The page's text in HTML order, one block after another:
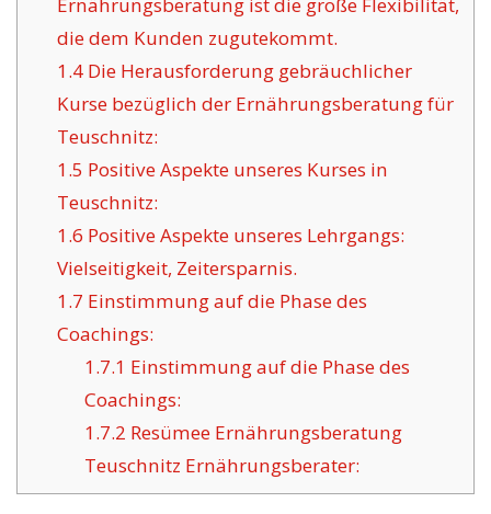
die dem Kunden zugutekommt.
1.4Die Herausforderung gebräuchlicher
Kurse bezüglich der Ernährungsberatung für
Teuschnitz:
1.5 Positive Aspekte unseres Kurses in
Teuschnitz:
1.6 Positive Aspekte unseres Lehrgangs:
Vielseitigkeit, Zeitersparnis.
1.7 Einstimmung auf die Phase des
Coachings:
1.7.1 Einstimmung auf die Phase des
Coachings:
1.7.2 Resümee Ernährungsberatung
Teuschnitz Ernährungsberater: